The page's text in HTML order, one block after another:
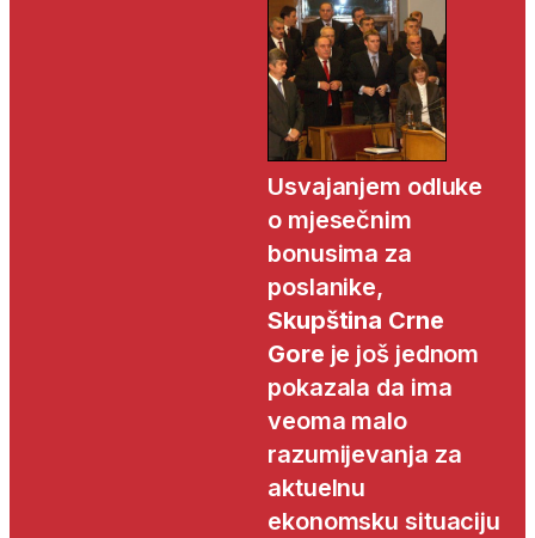
Usvajanjem odluke
o mjesečnim
bonusima za
poslanike,
Skupština Crne
Gore je još jednom
pokazala da ima
veoma malo
razumijevanja za
aktuelnu
ekonomsku situaciju